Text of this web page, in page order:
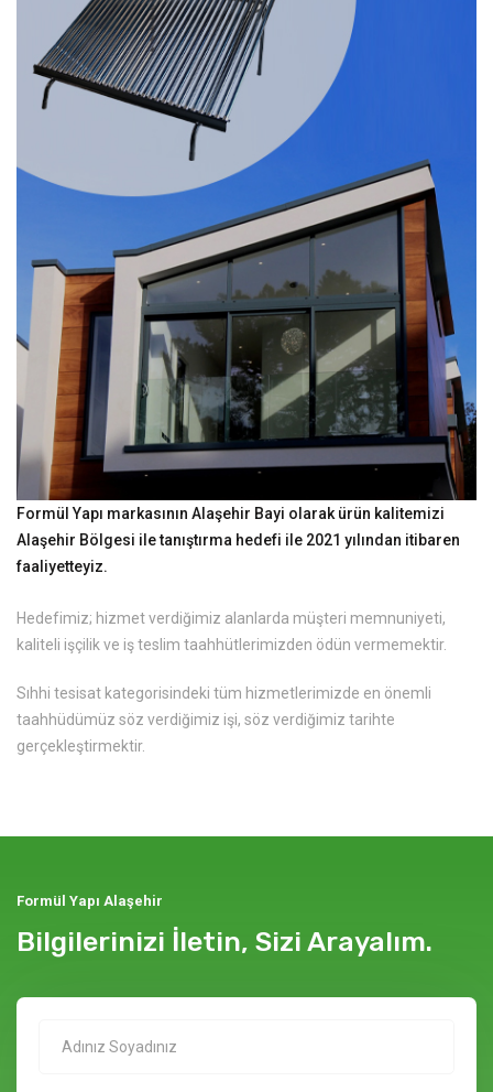
Formül Yapı markasının Alaşehir Bayi olarak ürün kalitemizi
Alaşehir Bölgesi ile tanıştırma hedefi ile 2021 yılından itibaren
faaliyetteyiz.
Hedefimiz; hizmet verdiğimiz alanlarda müşteri memnuniyeti,
kaliteli işçilik ve iş teslim taahhütlerimizden ödün vermemektir.
Sıhhi tesisat kategorisindeki tüm hizmetlerimizde en önemli
taahhüdümüz söz verdiğimiz işi, söz verdiğimiz tarihte
gerçekleştirmektir.
Formül Yapı Alaşehir
Bilgilerinizi İletin, Sizi Arayalım.